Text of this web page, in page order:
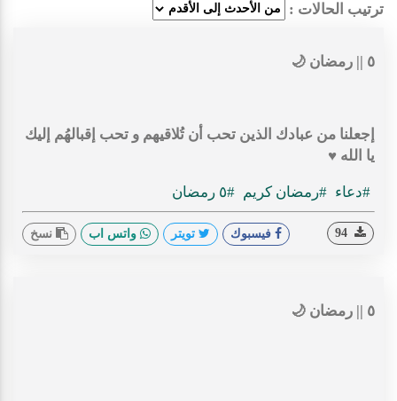
ترتيب الحالات :
إجعلنا من عبادك الذين تحب أن تُلاقيهم و تحب إقبالهُم إليك
يا الله ♥️
#دعاء #رمضان كريم #٥ رمضان
فيسبوك تويتر واتس اب نسخ
٥ || رمضان 🌙